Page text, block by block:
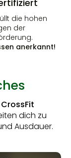
die hohen
der
anerkannt!
dich zu
Ausdauer.